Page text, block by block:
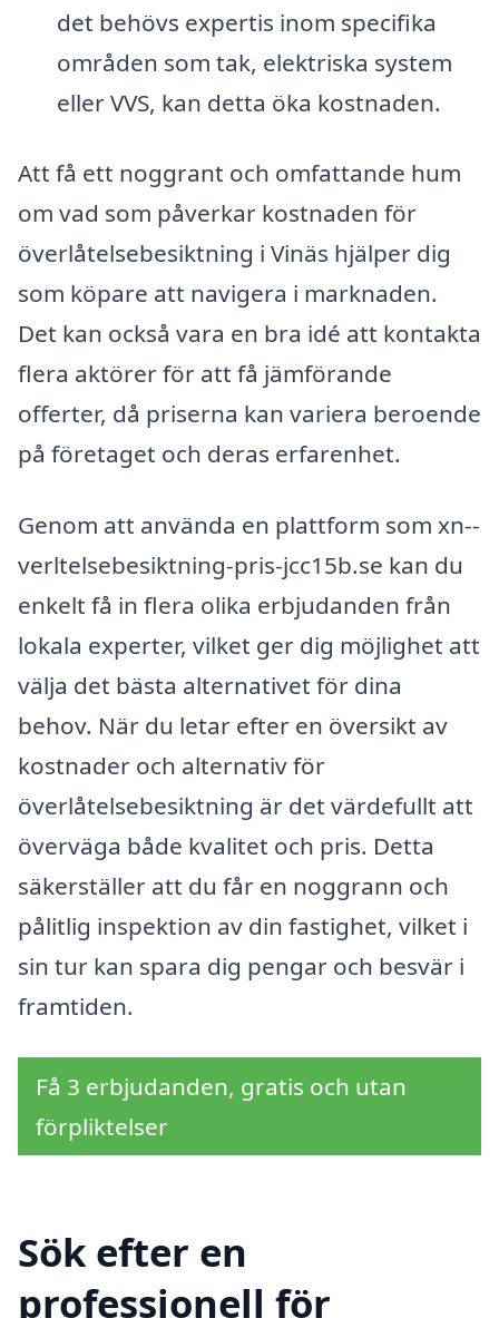
det behövs expertis inom specifika
områden som tak, elektriska system
eller VVS, kan detta öka kostnaden.
Att få ett noggrant och omfattande hum
om vad som påverkar kostnaden för
överlåtelsebesiktning i Vinäs hjälper dig
som köpare att navigera i marknaden.
Det kan också vara en bra idé att kontakta
flera aktörer för att få jämförande
offerter, då priserna kan variera beroende
på företaget och deras erfarenhet.
Genom att använda en plattform som xn--
verltelsebesiktning-pris-jcc15b.se kan du
enkelt få in flera olika erbjudanden från
lokala experter, vilket ger dig möjlighet att
välja det bästa alternativet för dina
behov. När du letar efter en översikt av
kostnader och alternativ för
överlåtelsebesiktning är det värdefullt att
överväga både kvalitet och pris. Detta
säkerställer att du får en noggrann och
pålitlig inspektion av din fastighet, vilket i
sin tur kan spara dig pengar och besvär i
framtiden.
Få 3 erbjudanden, gratis och utan
förpliktelser
Sök efter en
professionell för